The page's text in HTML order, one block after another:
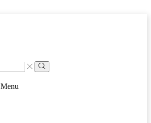
Vyhľadávanie
Menu